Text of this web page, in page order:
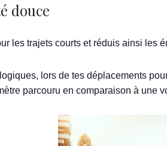
douce
les trajets courts et réduis ainsi les
lors de tes déplacements
parcouru en comparaison à une